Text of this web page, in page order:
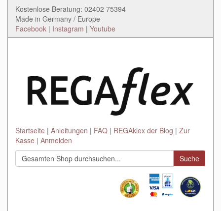
Kostenlose Beratung: 02402 75394
Made in Germany / Europe
Facebook | Instagram | Youtube
Startseite Anleitungen FAQ REGAklex der Blog
Zur
Kasse
Anmelden
Suche